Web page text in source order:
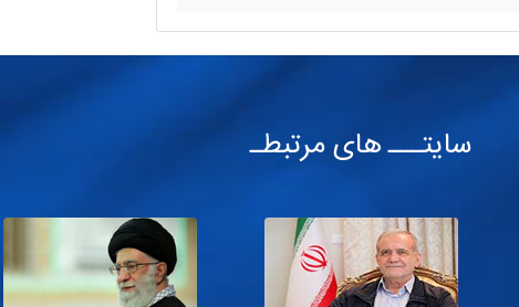
سایتـــ های مرتبطـ